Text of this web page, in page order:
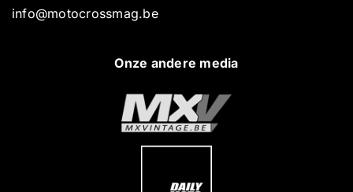
info@motocrossmag.be
Onze andere media